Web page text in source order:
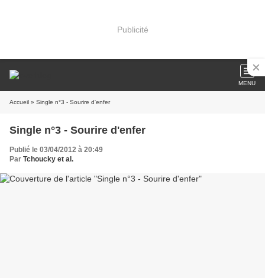
Publicité
MENU
Accueil » Single n°3 - Sourire d'enfer
Single n°3 - Sourire d'enfer
Publié le 03/04/2012 à 20:49
Par Tchoucky et al.